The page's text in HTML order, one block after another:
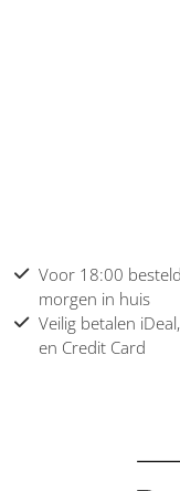
Voor 18:00
morgen in huis
Veilig betalen
en Credit Card